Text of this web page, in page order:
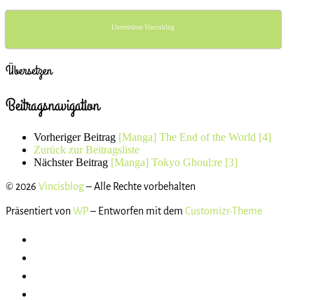
Unterstütze Vincisblog
Übersetzen
Beitragsnavigation
Vorheriger Beitrag [Manga] The End of the World [4]
Zurück zur Beitragsliste
Nächster Beitrag [Manga] Tokyo Ghoul:re [3]
© 2026 Vincisblog– Alle Rechte vorbehalten
Präsentiert von WP– Entworfen mit dem Customizr-Theme